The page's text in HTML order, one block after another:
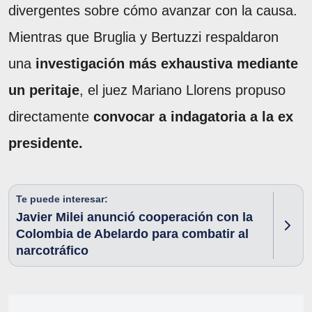
divergentes sobre cómo avanzar con la causa.
Mientras que Bruglia y Bertuzzi respaldaron
una investigación más exhaustiva mediante
un peritaje, el juez Mariano Llorens propuso
directamente convocar a indagatoria a la ex
presidente.
Te puede interesar:
Javier Milei anunció cooperación con la
Colombia de Abelardo para combatir al
narcotráfico